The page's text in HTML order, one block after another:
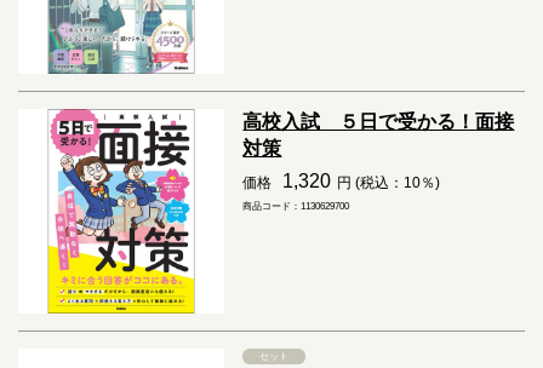
高校入試 ５日で受かる！面接
対策
価格 1,320 円 (税込：10％)
商品コード：1130629700
セット